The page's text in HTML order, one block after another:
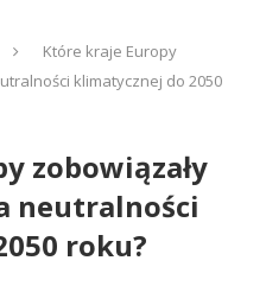
Które kraje Europy
klimatycznej do 2050
zobowiązały
neutralności
roku?